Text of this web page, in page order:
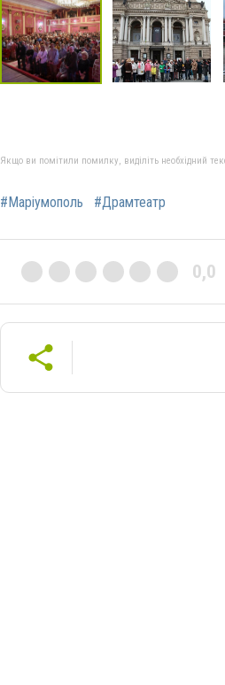
Якщо ви помітили помилку, виділіть необхідний
#Маріумополь #Драмтеатр
0,0